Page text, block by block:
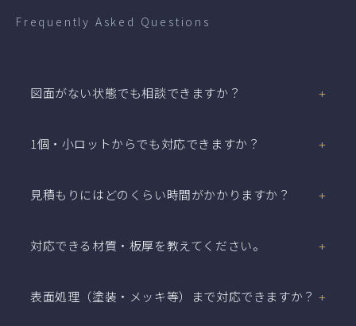
Frequently Asked Questions
図面がない状態でも相談できますか？ +
1個・小ロットからでも対応できますか？ +
見積もりにはどのくらい時間がかかりますか？ +
対応できる材質・板厚を教えてください。 +
表面処理（塗装・メッキ等）まで対応できますか？ +